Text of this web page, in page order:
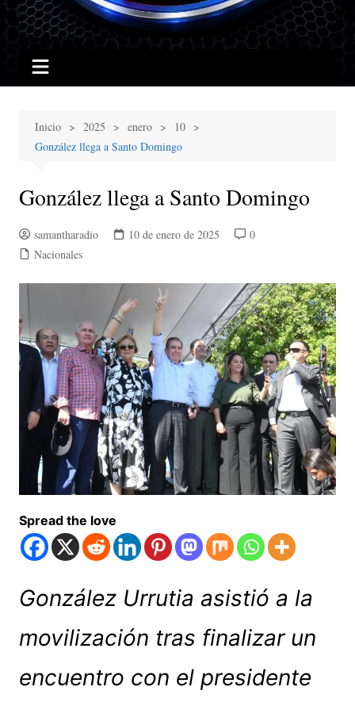
Inicio 2025 enero
10
González llega a Santo Domingo
González llega a Santo Domingo
samantharadio 10 de enero de 2025
0
Nacionales
Spread the love
González Urrutia asistió a la
movilización tras finalizar un
encuentro con el presidente